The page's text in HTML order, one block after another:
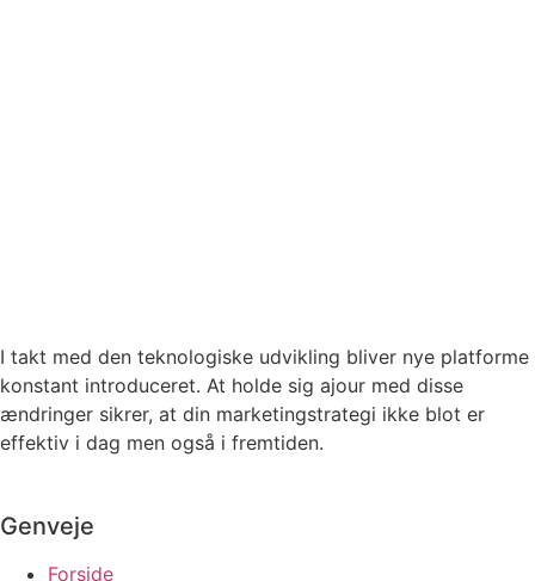
I takt med den teknologiske udvikling bliver nye platforme
konstant introduceret. At holde sig ajour med disse
ændringer sikrer, at din marketingstrategi ikke blot er
effektiv i dag men også i fremtiden.
Genveje
Forside